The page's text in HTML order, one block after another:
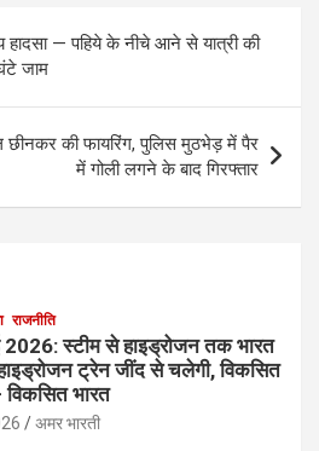
— पहिये के नीचे आने से यात्री की
जाम
छीनकर की फायरिंग, पुलिस मुठभेड़ में पैर
में गोली लगने के बाद गिरफ्तार
राजनीति
स्टीम से हाइड्रोजन तक भारत
ट्रेन जींद से चलेगी, विकसित
विकसित भारत
अमर भारती